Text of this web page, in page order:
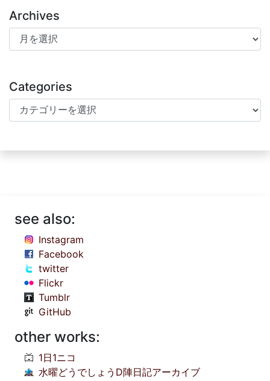
Archives
Archives
Categories
Categories
see also:
Instagram
Facebook
twitter
Flickr
Tumblr
GitHub
other works:
1日1ニコ
水曜どうでしょうD陣日記アーカイブ